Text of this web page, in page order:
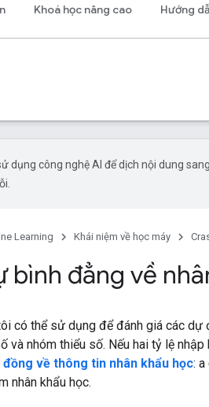
Khoá học nâng cao Hướng
dụng công nghệ AI để dịch nội dung
Learning Khái niệm về học máy
bình đẳng về
có thể sử dụng để đánh giá các
và nhóm thiểu số. Nếu hai tỷ lệ
về thông tin nhân khẩu học:
nhân khẩu học.